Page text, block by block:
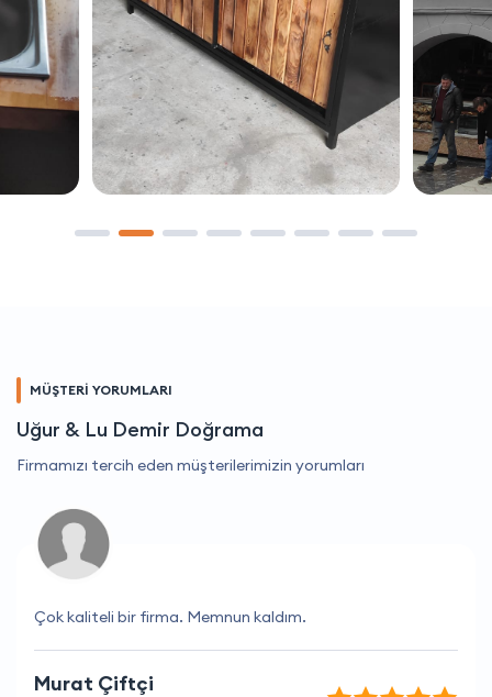
MÜŞTERİ YORUMLARI
Uğur & Lu Demir Doğrama
Firmamızı tercih eden müşterilerimizin yorumları
Çok kaliteli bir firma. Memnun kaldım.
Murat Çiftçi